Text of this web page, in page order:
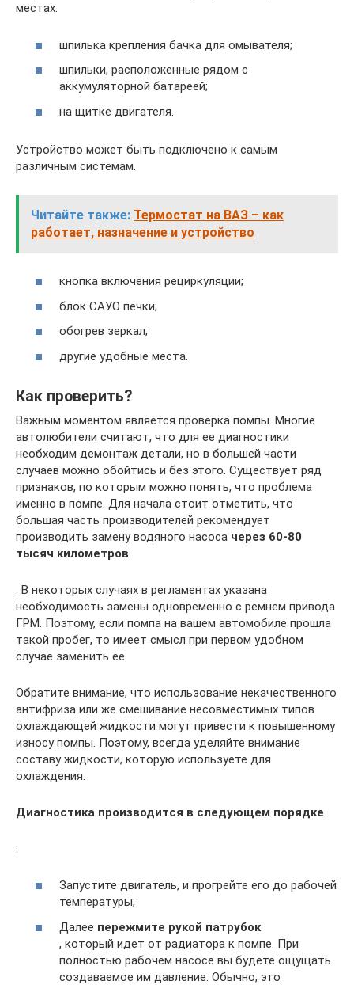
местах:
шпилька крепления бачка для омывателя;
шпильки, расположенные рядом с
аккумуляторной батареей;
на щитке двигателя.
Устройство может быть подключено к самым
различным системам.
Читайте также: Термостат на ВАЗ – как
работает, назначение и устройство
кнопка включения рециркуляции;
блок САУО печки;
обогрев зеркал;
другие удобные места.
Как проверить?
Важным моментом является проверка помпы. Многие
автолюбители считают, что для ее диагностики
необходим демонтаж детали, но в большей части
случаев можно обойтись и без этого. Существует ряд
признаков, по которым можно понять, что проблема
именно в помпе. Для начала стоит отметить, что
большая часть производителей рекомендует
производить замену водяного насоса через 60-80
тысяч километров
. В некоторых случаях в регламентах указана
необходимость замены одновременно с ремнем привода
ГРМ. Поэтому, если помпа на вашем автомобиле прошла
такой пробег, то имеет смысл при первом удобном
случае заменить ее.
Обратите внимание, что использование некачественного
антифриза или же смешивание несовместимых типов
охлаждающей жидкости могут привести к повышенному
износу помпы. Поэтому, всегда уделяйте внимание
составу жидкости, которую используете для
охлаждения.
Диагностика производится в следующем порядке
:
Запустите двигатель, и прогрейте его до рабочей
температуры;
Далее пережмите рукой патрубок
, который идет от радиатора к помпе. При
полностью рабочем насосе вы будете ощущать
создаваемое им давление. Обычно, это